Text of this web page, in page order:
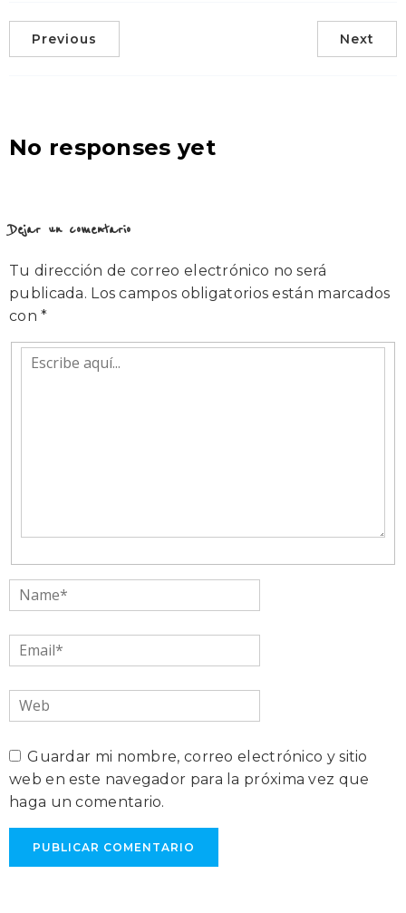
Previous Next
No responses yet
Dejar un comentario
Tu dirección de correo electrónico no será
publicada. Los campos obligatorios están marcados
con*
Escribe
Name*
Email*
Web
Guardar mi nombre, correo electrónico y sitio
web en este navegador para la próxima vez que
haga un comentario.